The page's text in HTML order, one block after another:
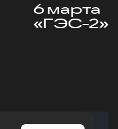
6 марта
«ГЭС-2»